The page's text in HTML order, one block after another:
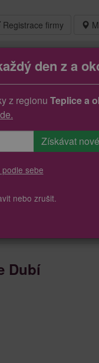
Registrace firmy
Dubí
den z a
z regionu Teplice a
sebe
nebo zrušit.